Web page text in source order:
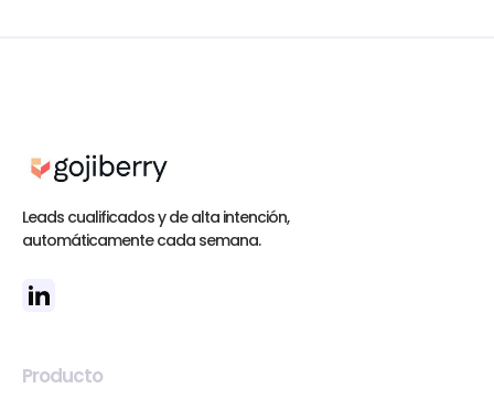
Leads cualificados y de alta intención,
automáticamente cada semana.
Producto